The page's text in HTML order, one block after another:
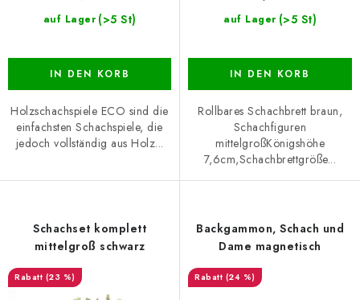
auf Lager (>5 St)
IN DEN KORB
Holzschachspiele ECO sind die
einfachsten Schachspiele, die
jedoch vollständig aus Holz...
auf Lager (>5 St)
IN DEN KORB
Rollbares Schachbrett braun,
Schachfiguren
mittelgroßKönigshöhe
7,6cm,Schachbrettgröße...
Schachset komplett
mittelgroß schwarz
(23 %)
Backgammon, Schach und
Dame magnetisch
(24 %)